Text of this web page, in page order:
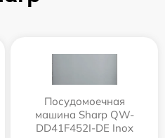
Посудомоечная
машина Sharp QW-
DD41F452I-DE Inox